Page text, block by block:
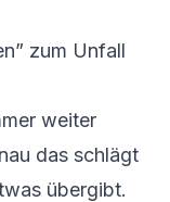
zum Unfall
weiter
das schlägt
übergibt.